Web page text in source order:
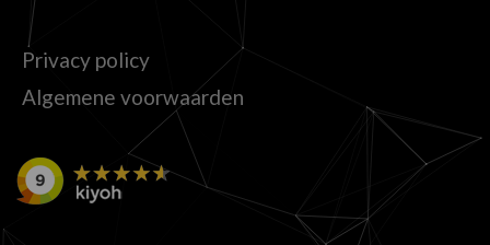
Privacy policy
Algemene voorwaarden